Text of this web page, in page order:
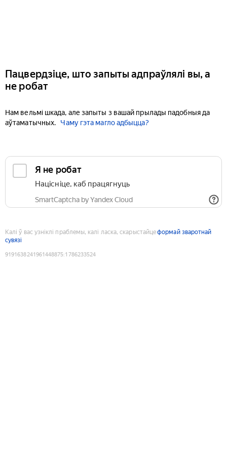
Пацвердзіце, што запыты адпраўлялі вы, а
не робат
Нам вельмі шкада, але запыты з вашай прылады падобныя да
аўтаматычных.
Чаму гэта магло адбыцца?
Я не робат
Націсніце, каб працягнуць
SmartCaptcha by Yandex Cloud
Калі ў вас узніклі праблемы, калі ласка, скарыстайцеформай зваротнай
сувязі
9191638241961448875:1786233524